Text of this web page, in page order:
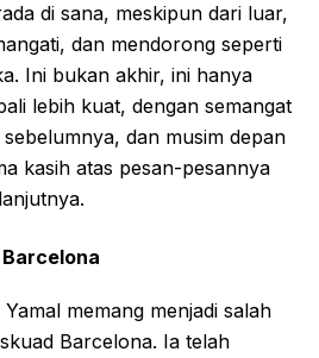
di sana, meskipun dari luar,
dan mendorong seperti
Ini bukan akhir, ini hanya
lebih kuat, dengan semangat
dan musim depan
kasih atas pesan-pesannya
memang menjadi salah
Barcelona. Ia telah